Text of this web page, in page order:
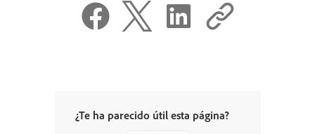
¿Te ha parecido útil esta página?